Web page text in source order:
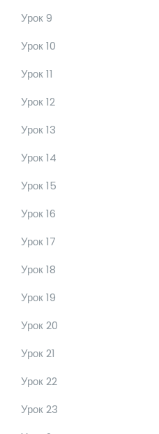
Урок 9
Урок 10
Урок 11
Урок 12
Урок 13
Урок 14
Урок 15
Урок 16
Урок 17
Урок 18
Урок 19
Урок 20
Урок 21
Урок 22
Урок 23